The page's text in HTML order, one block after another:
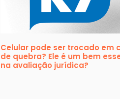
Celular pode ser trocado em
de quebra? Ele é um bem
na avaliação jurídica?